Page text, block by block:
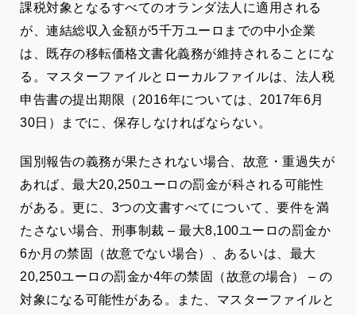
課税対象となるすべてのオランダ法人に適用される
が、連結総収入金額が5千万ユーロまでの中小企業
は、既存の移転価格文書化義務が維持されることにな
る。マスターファイルとローカルファイルは、法人税
申告書の提出期限（2016年については、2017年6月
30日）までに、保存しなければならない。
国別報告の義務が果たされない場合、故意・重過失が
あれば、最大20,250ユーロの罰金が科される可能性
がある。更に、3つの文書すべてについて、要件を満
たさない場合、刑事制裁 – 最大8,100ユーロの罰金か
6か月の禁固（故意でない場合）、あるいは、最大
20,250ユーロの罰金か4年の禁固（故意の場合） – の
対象になる可能性がある。また、マスターファイルと